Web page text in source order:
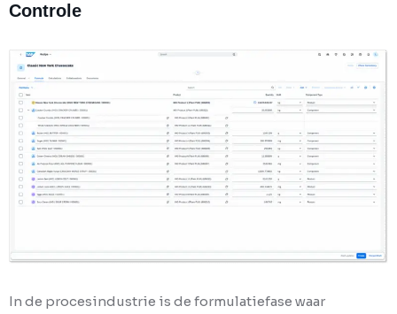
Controle
In de procesindustrie is de formulatiefase waar